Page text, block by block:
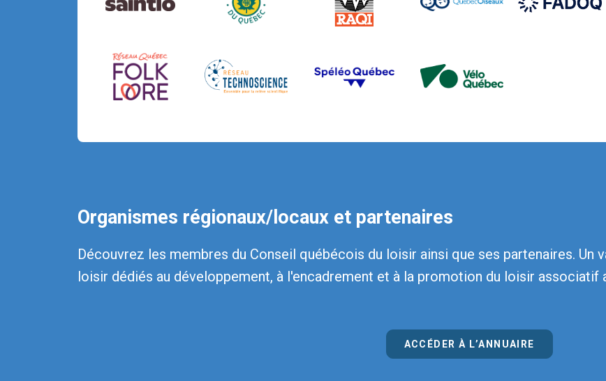
Organismes régionaux/locaux et partenaires
Découvrez les membres du Conseil québécois du loisir ainsi que ses partenaires. Un
loisir dédiés au développement, à l'encadrement et à la promotion du loisir associatif
ACCÉDER À L’ANNUAIRE